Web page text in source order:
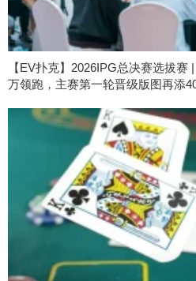
【EV扑克】2026IPG总决赛选拔
万领跑，主赛第一轮晋级版图再添